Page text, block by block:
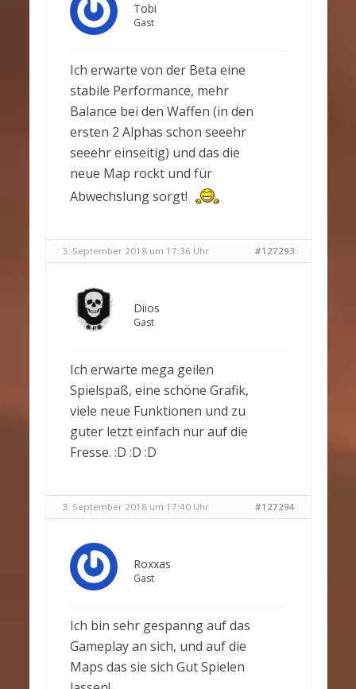
Tobi
Gast
Ich erwarte von der Beta eine
stabile Performance, mehr
Balance bei den Waffen (in den
ersten 2 Alphas schon seeehr
seeehr einseitig) und das die
neue Map rockt und für
Abwechslung sorgt!
3. September 2018 um 17:36 Uhr #127293
Diios
Gast
Ich erwarte mega geilen
Spielspaß, eine schöne Grafik,
viele neue Funktionen und zu
guter letzt einfach nur auf die
Fresse. :D :D :D
3. September 2018 um 17:40 Uhr #127294
Roxxas
Gast
Ich bin sehr gespanng auf das
Gameplay an sich, und auf die
Maps das sie sich Gut Spielen